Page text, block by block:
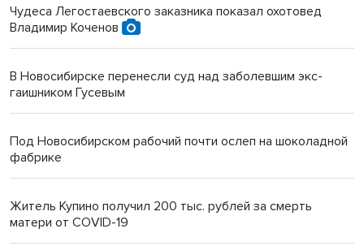
Чудеса Легостаевского заказника показал охотовед
Владимир Коченов
В Новосибирске перенесли суд над заболевшим экс-
гаишником Гусевым
Под Новосибирском рабочий почти ослеп на шоколадной
фабрике
Житель Купино получил 200 тыс. рублей за смерть
матери от COVID-19